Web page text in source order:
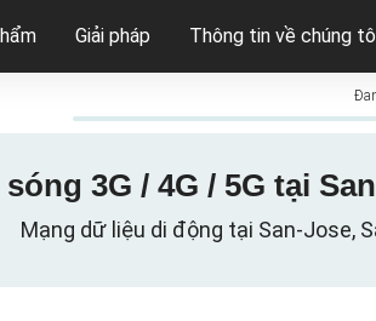
Giải pháp Thông tin về chúng
3G / 4G / 5G tại
Mạng dữ liệu di động tại San-Jose,